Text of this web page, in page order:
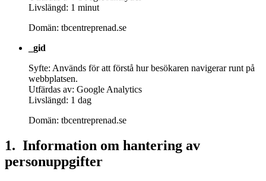
Livslängd: 1 minut
Domän: tbcentreprenad.se
_gid
Syfte: Används för att förstå hur besökaren navigerar runt på
webbplatsen.
Utfärdas av: Google Analytics
Livslängd: 1 dag
Domän: tbcentreprenad.se
1. Information om hantering av
personuppgifter